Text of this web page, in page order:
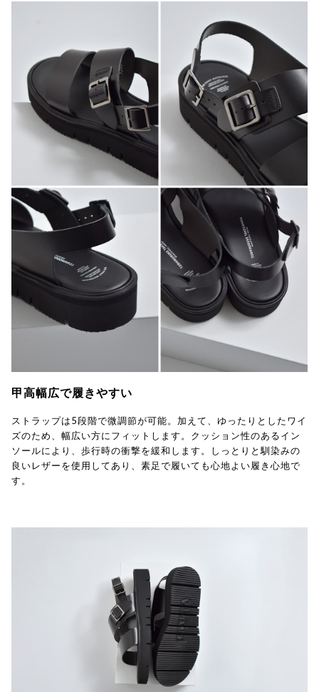
甲高幅広で履きやすい
ストラップは5段階で微調節が可能。加えて、ゆったりとしたワイ
ズのため、幅広い方にフィットします。クッション性のあるイン
ソールにより、歩行時の衝撃を緩和します。しっとりと馴染みの
良いレザーを使用してあり、素足で履いても心地よい履き心地で
す。